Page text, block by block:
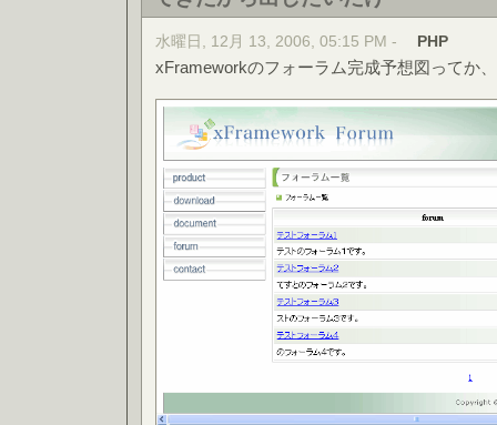
水曜日, 12月 13, 2006, 05:15 PM - PHP
xFrameworkのフォーラム完成予想図ってか